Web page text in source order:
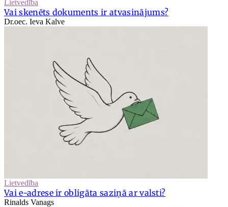
Lietvedība
Vai skenēts dokuments ir atvasinājums?
Dr.oec. Ieva Kalve
Lietvedība
Vai e-adrese ir obligāta saziņā ar valsti?
Rinalds Vanags